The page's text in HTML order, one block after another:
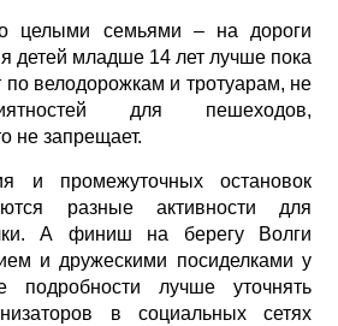
целыми семьями – на дороги
детей младше 14 лет лучше пока
по велодорожкам и тротуарам, не
для пешеходов,
не запрещает.
и промежуточных остановок
разные активности для
А финиш на берегу Волги
и дружескими посиделками у
подробности лучше уточнять
в социальных сетях